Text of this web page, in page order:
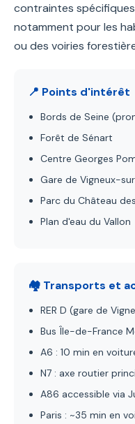
contraintes
notamment pour les
ou des voiries
📍 Points d'intérêt
Bords de Seine
Forêt de Sénart
Centre Georges
Gare de Vigneux-
Parc du Château
Plan d'eau du Vallon
🏘️ Transports et
RER D (gare de
Bus Île-de-France
A6 : 10 min en
N7 : axe routier
A86 accessible via
Paris : ~35 min en